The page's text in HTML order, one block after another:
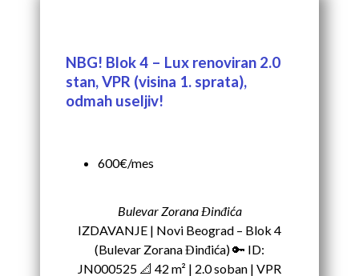
NBG! Blok 4 – Lux renoviran 2.0
stan, VPR (visina 1. sprata),
odmah useljiv!
600€/mes
Bulevar Zorana Đinđića
IZDAVANJE | Novi Beograd – Blok 4
(Bulevar Zorana Đinđića) 🔑 ID:
JN000525 📐 42 m² | 2.0 soban | VPR